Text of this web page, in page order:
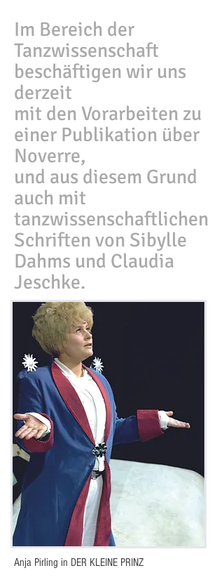
Im Bereich der
Tanzwissenschaft
beschäftigen wir uns
derzeit
mit den Vorarbeiten zu
einer Publikation über
Noverre,
und aus diesem Grund
auch mit
tanzwissenschaftlichen
Schriften von Sibylle
Dahms und Claudia
Jeschke.
Anja Pirling in DER KLEINE PRINZ